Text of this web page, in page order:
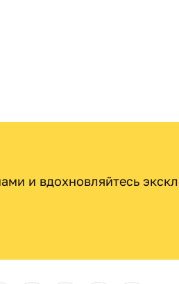
и вдохновляйтесь